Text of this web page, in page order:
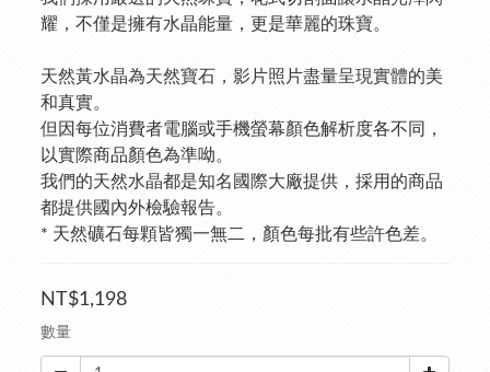
耀，不僅是擁有水晶能量，更是華麗的珠寶。
天然黃水晶為天然寶石，影片照片盡量呈現實體的美
和真實。
但因每位消費者電腦或手機螢幕顏色解析度各不同，
以實際商品顏色為準呦。
我們的天然水晶都是知名國際大廠提供，採用的商品
都提供國內外檢驗報告。
* 天然礦石每顆皆獨一無二，顏色每批有些許色差。
NT$1,198
數量